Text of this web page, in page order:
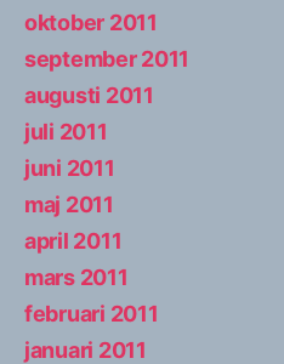
oktober 2011
september 2011
augusti 2011
juli 2011
juni 2011
maj 2011
april 2011
mars 2011
februari 2011
januari 2011